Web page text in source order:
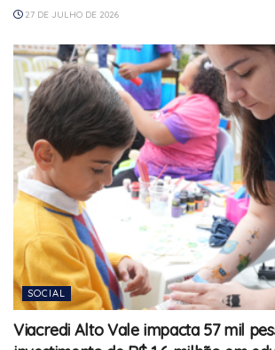
27 DE JULHO DE 2026
SOCIAL
Viacredi Alto Vale impacta 57 mil